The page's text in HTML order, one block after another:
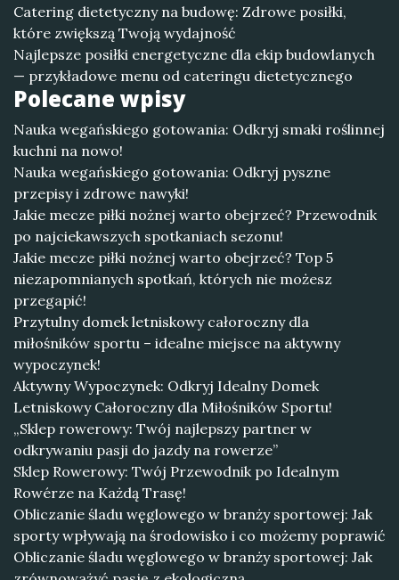
Catering dietetyczny na budowę: Zdrowe posiłki,
które zwiększą Twoją wydajność
Najlepsze posiłki energetyczne dla ekip budowlanych
— przykładowe menu od cateringu dietetycznego
Polecane wpisy
Nauka wegańskiego gotowania: Odkryj smaki roślinnej
kuchni na nowo!
Nauka wegańskiego gotowania: Odkryj pyszne
przepisy i zdrowe nawyki!
Jakie mecze piłki nożnej warto obejrzeć? Przewodnik
po najciekawszych spotkaniach sezonu!
Jakie mecze piłki nożnej warto obejrzeć? Top 5
niezapomnianych spotkań, których nie możesz
przegapić!
Przytulny domek letniskowy całoroczny dla
miłośników sportu – idealne miejsce na aktywny
wypoczynek!
Aktywny Wypoczynek: Odkryj Idealny Domek
Letniskowy Całoroczny dla Miłośników Sportu!
„Sklep rowerowy: Twój najlepszy partner w
odkrywaniu pasji do jazdy na rowerze”
Sklep Rowerowy: Twój Przewodnik po Idealnym
Rowérze na Każdą Trasę!
Obliczanie śladu węglowego w branży sportowej: Jak
sporty wpływają na środowisko i co możemy poprawić
Obliczanie śladu węglowego w branży sportowej: Jak